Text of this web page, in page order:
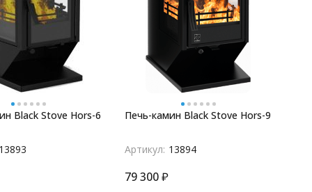
Black Stove Hors-6
13893
Печь-камин Black Stove Hors-9
Артикул: 13894
79 300 ₽